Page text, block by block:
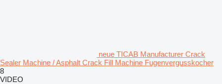
neue TICAB Manufacturer Crack
Sealer Machine / Asphalt Crack Fill Machine Fugenvergusskocher
8
VIDEO